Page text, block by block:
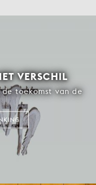
VERSCHIL
toekomst van de